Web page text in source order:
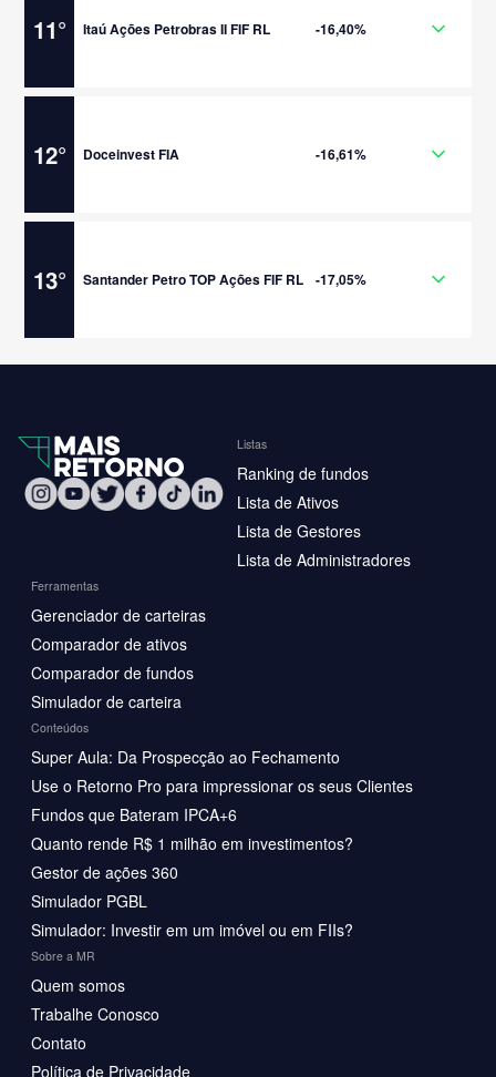
11° Itaú Ações Petrobras II FIF RL -16,40%
12° Doceinvest FIA -16,61%
13° Santander Petro TOP Ações FIF RL -17,05%
Listas
Ranking de fundos
Lista de Ativos
Lista de Gestores
Lista de Administradores
Ferramentas
Gerenciador de carteiras
Comparador de ativos
Comparador de fundos
Simulador de carteira
Conteúdos
Super Aula: Da Prospecção ao Fechamento
Use o Retorno Pro para impressionar os seus Clientes
Fundos que Bateram IPCA+6
Quanto rende R$ 1 milhão em investimentos?
Gestor de ações 360
Simulador PGBL
Simulador: Investir em um imóvel ou em FIIs?
Sobre a MR
Quem somos
Trabalhe Conosco
Contato
Política de Privacidade